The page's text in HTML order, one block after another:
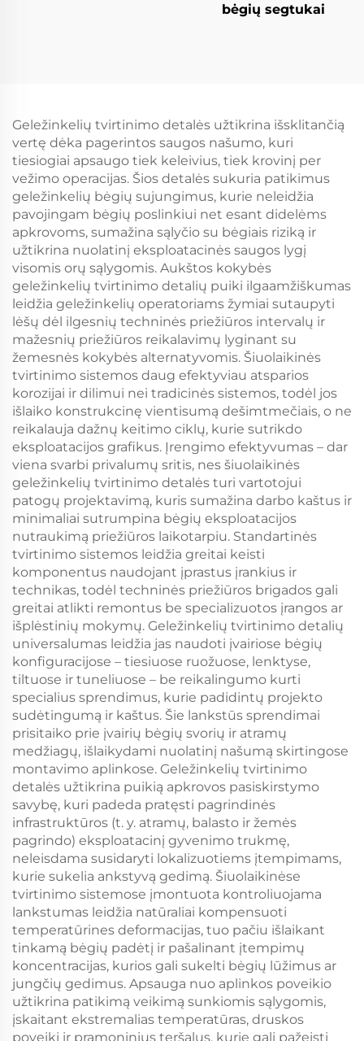
bėgių segtukai
Geležinkelių tvirtinimo detalės užtikrina išsklitančią
vertę dėka pagerintos saugos našumo, kuri
tiesiogiai apsaugo tiek keleivius, tiek krovinį per
vežimo operacijas. Šios detalės sukuria patikimus
geležinkelių bėgių sujungimus, kurie neleidžia
pavojingam bėgių poslinkiui net esant didelėms
apkrovoms, sumažina sąlyčio su bėgiais riziką ir
užtikrina nuolatinį eksploatacinės saugos lygį
visomis orų sąlygomis. Aukštos kokybės
geležinkelių tvirtinimo detalių puiki ilgaamžiškumas
leidžia geležinkelių operatoriams žymiai sutaupyti
lėšų dėl ilgesnių techninės priežiūros intervalų ir
mažesnių priežiūros reikalavimų lyginant su
žemesnės kokybės alternatyvomis. Šiuolaikinės
tvirtinimo sistemos daug efektyviau atsparios
korozijai ir dilimui nei tradicinės sistemos, todėl jos
išlaiko konstrukcinę vientisumą dešimtmečiais, o ne
reikalauja dažnų keitimo ciklų, kurie sutrikdo
eksploatacijos grafikus. Įrengimo efektyvumas – dar
viena svarbi privalumų sritis, nes šiuolaikinės
geležinkelių tvirtinimo detalės turi vartotojui
patogų projektavimą, kuris sumažina darbo kaštus ir
minimaliai sutrumpina bėgių eksploatacijos
nutraukimą priežiūros laikotarpiu. Standartinės
tvirtinimo sistemos leidžia greitai keisti
komponentus naudojant įprastus įrankius ir
technikas, todėl techninės priežiūros brigados gali
greitai atlikti remontus be specializuotos įrangos ar
išplėstinių mokymų. Geležinkelių tvirtinimo detalių
universalumas leidžia jas naudoti įvairiose bėgių
konfiguracijose – tiesiuose ruožuose, lenktyse,
tiltuose ir tuneliuose – be reikalingumo kurti
specialius sprendimus, kurie padidintų projekto
sudėtingumą ir kaštus. Šie lankstūs sprendimai
prisitaiko prie įvairių bėgių svorių ir atramų
medžiagų, išlaikydami nuolatinį našumą skirtingose
montavimo aplinkose. Geležinkelių tvirtinimo
detalės užtikrina puikią apkrovos pasiskirstymo
savybę, kuri padeda pratęsti pagrindinės
infrastruktūros (t. y. atramų, balasto ir žemės
pagrindo) eksploatacinį gyvenimo trukmę,
neleisdama susidaryti lokalizuotiems įtempimams,
kurie sukelia ankstyvą gedimą. Šiuolaikinėse
tvirtinimo sistemose įmontuota kontroliuojama
lankstumas leidžia natūraliai kompensuoti
temperatūrines deformacijas, tuo pačiu išlaikant
tinkamą bėgių padėtį ir pašalinant įtempimų
koncentracijas, kurios gali sukelti bėgių lūžimus ar
jungčių gedimus. Apsauga nuo aplinkos poveikio
užtikrina patikimą veikimą sunkiomis sąlygomis,
įskaitant ekstremalias temperatūras, druskos
poveikį ir pramoninius teršalus, kurie gali pažeisti